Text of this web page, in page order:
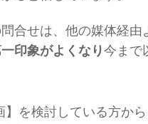
合せは、他の媒体経
印象がよくなり今まで
】を検討している方から